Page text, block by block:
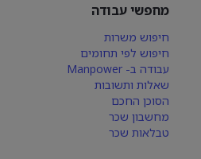
מחפשי עבודה
חיפוש משרות
חיפוש לפי תחומים
עבודה ב- Manpower
שאלות ותשובות
הסוכן החכם
מחשבון שכר
טבלאות שכר